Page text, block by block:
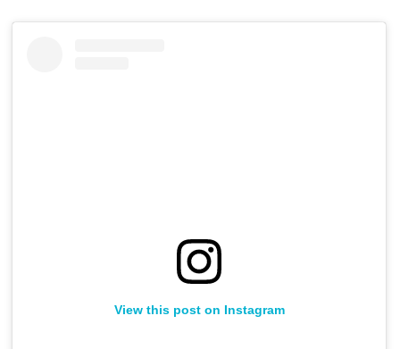
View this post on Instagram